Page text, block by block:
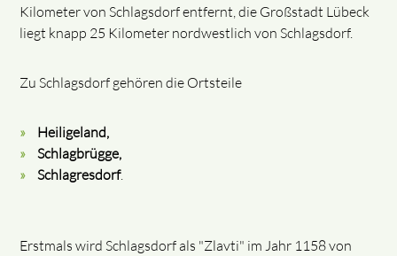
Kilometer von Schlagsdorf entfernt, die Großstadt Lübeck
liegt knapp 25 Kilometer nordwestlich von Schlagsdorf.
Zu Schlagsdorf gehören die Ortsteile
Heiligeland,
Schlagbrügge,
Schlagresdorf.
Erstmals wird Schlagsdorf als "Zlavti" im Jahr 1158 von